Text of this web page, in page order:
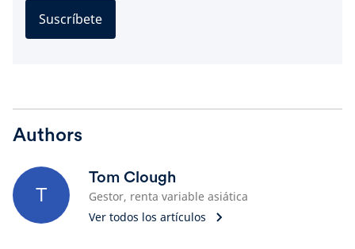
Suscríbete
Authors
T
Tom Clough
Gestor, renta variable asiática
Ver todos los artículos